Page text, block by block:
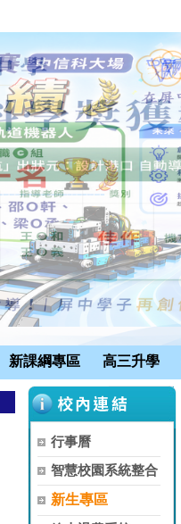
新課綱專區 高三升學
行事曆
智慧校園系統整合
新生專區